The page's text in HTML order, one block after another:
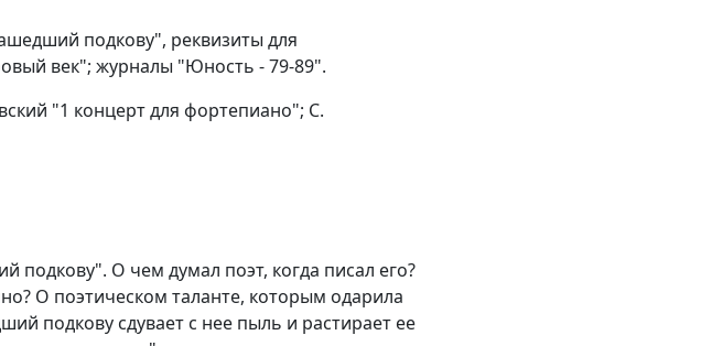
подкову", реквизиты для
век"; журналы "Юность - 79-89".
"1 концерт для фортепиано"; С.
О чем думал поэт, когда писал его?
О поэтическом таланте, которым одарила
подкову сдувает с нее пыль и растирает ее